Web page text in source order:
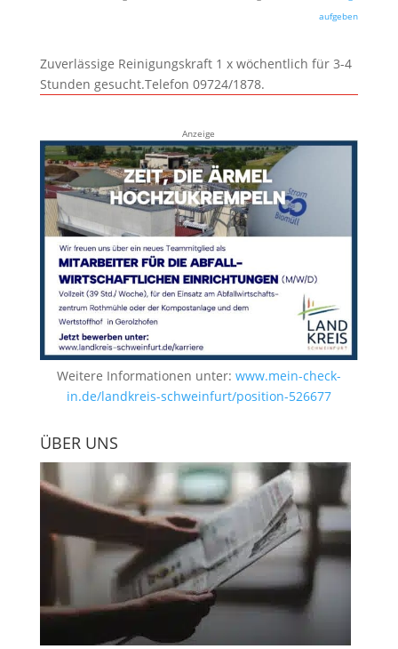
aufgeben
Zuverlässige Reinigungskraft 1 x wöchentlich für 3-4
Stunden gesucht.Telefon 09724/1878.
Anzeige
Weitere Informationen unter: www.mein-check-
in.de/landkreis-schweinfurt/position-526677
ÜBER UNS